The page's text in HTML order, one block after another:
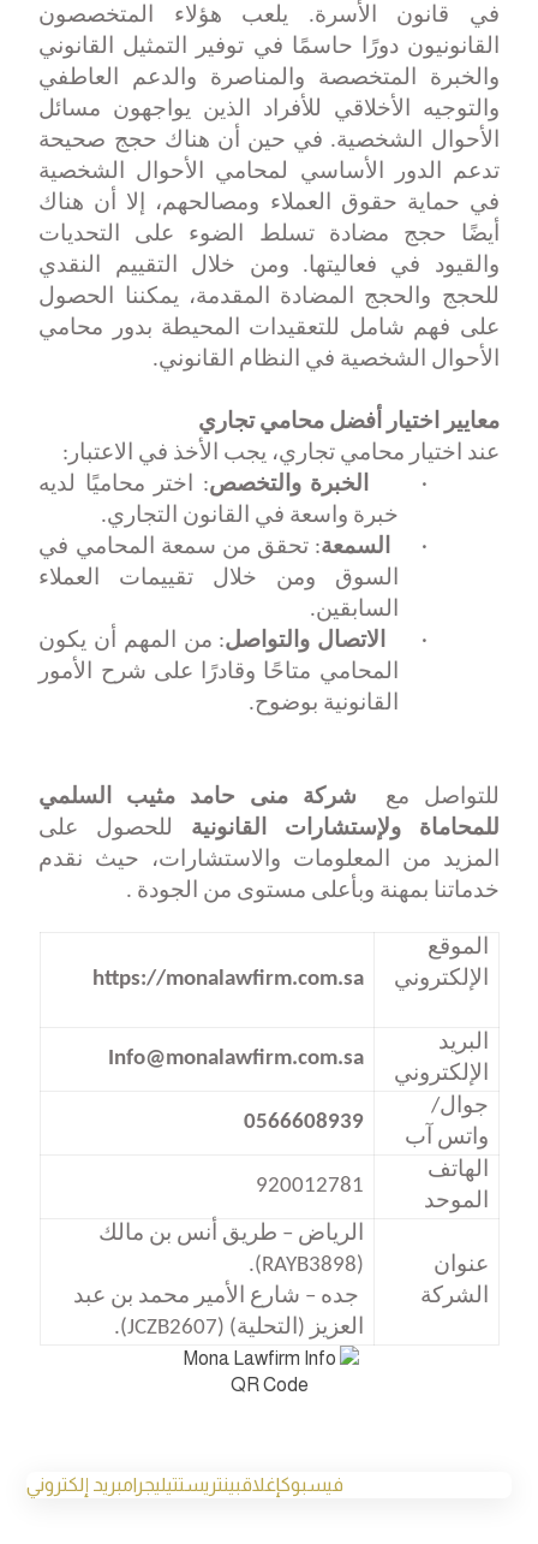
في قانون الأسرة. يلعب هؤلاء المتخصصون
القانونيون دورًا حاسمًا في توفير التمثيل القانوني
والخبرة المتخصصة والمناصرة والدعم العاطفي
والتوجيه الأخلاقي للأفراد الذين يواجهون مسائل
الأحوال الشخصية. في حين أن هناك حجج صحيحة
تدعم الدور الأساسي لمحامي الأحوال الشخصية
في حماية حقوق العملاء ومصالحهم، إلا أن هناك
أيضًا حجج مضادة تسلط الضوء على التحديات
والقيود في فعاليتها. ومن خلال التقييم النقدي
للحجج والحجج المضادة المقدمة، يمكننا الحصول
على فهم شامل للتعقيدات المحيطة بدور محامي
الأحوال الشخصية في النظام القانوني.
معايير اختيار أفضل محامي تجاري
عند اختيار محامي تجاري، يجب الأخذ في الاعتبار :
·
الخبرة والتخصص: اختر محاميًا لديه
خبرة واسعة في القانون التجاري.
·
السمعة: تحقق من سمعة المحامي في
السوق ومن خلال تقييمات العملاء
السابقين.
·
الاتصال والتواصل: من المهم أن يكون
المحامي متاحًا وقادرًا على شرح الأمور
القانونية بوضوح.
للتواصل مع
شركة منى حامد مثيب السلمي
للمحاماة ولإستشارات القانونية للحصول على
المزيد من المعلومات والاستشارات، حيث نقدم
خدماتنا بمهنة وبأعلى مستوى من الجودة .
الموقع
الإلكتروني
https://monalawfirm.com.sa
البريد
الإلكتروني
Info@monalawfirm.com.sa
جوال/
واتس آب
0566608939
الهاتف
الموحد
920012781
عنوان
الشركة
الرياض – طريق أنس بن مالك
(RAYB3898)
.
جده – شارع الأمير محمد بن عبد
العزيز (التحلية) (JCZB2607)
.
فيسبوكإغلاقبينتريستتيليجرامبريد إلكتروني